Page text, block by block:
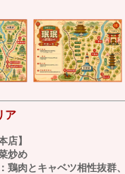
ア
店】
炒め
鶏肉とキャベツ相性抜群